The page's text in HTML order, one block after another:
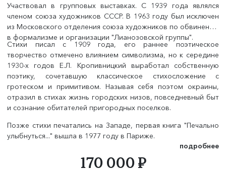
Участвовал в групповых выставках. С 1939 года являлся
членом союза художников СССР. В 1963 году был исключен
из Московского отделения союза художников по обвинению
в формализме и организации "Лианозовской группы".
Стихи писал с 1909 года, его раннее поэтическое
творчество отмечено влиянием символизма, но к середине
1930-х годов Е.Л. Кропивницкий выработал собственную
поэтику, сочетавшую классическое стихосложение с
гротеском и примитивом. Называя себя поэтом окраины,
отразил в стихах жизнь городских низов, повседневный быт
и сознание обитателей пригородных поселков.
Позже стихи печатались на Западе, первая книга "Печально
улыбнуться..." вышла в 1977 году в Париже.
подробнее
170 000 ₽